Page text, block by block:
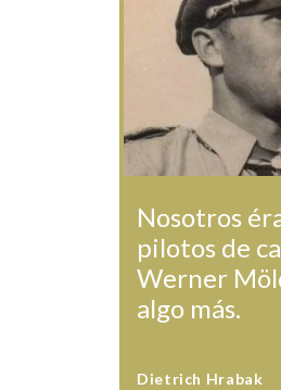
Nosotros
pilotos de
Werner
algo más.
Dietrich Hrabak